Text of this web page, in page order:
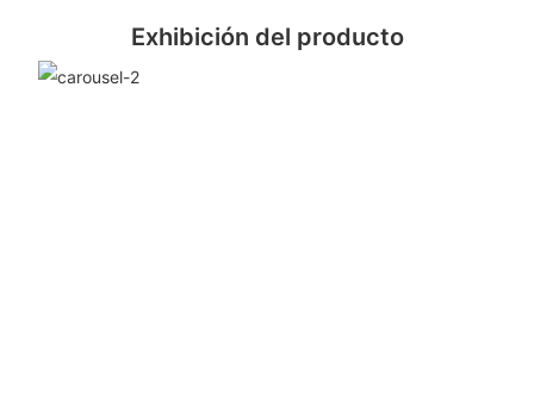
Exhibición del producto